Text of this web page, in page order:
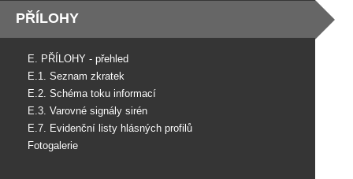
PŘÍLOHY
E. PŘÍLOHY - přehled
E.1. Seznam zkratek
E.2. Schéma toku informací
E.3. Varovné signály sirén
E.7. Evidenční listy hlásných profilů
Fotogalerie